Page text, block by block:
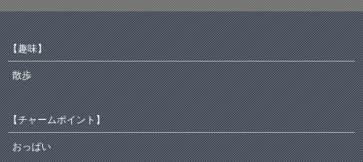
【趣味】
散歩
【チャームポイント】
おっぱい